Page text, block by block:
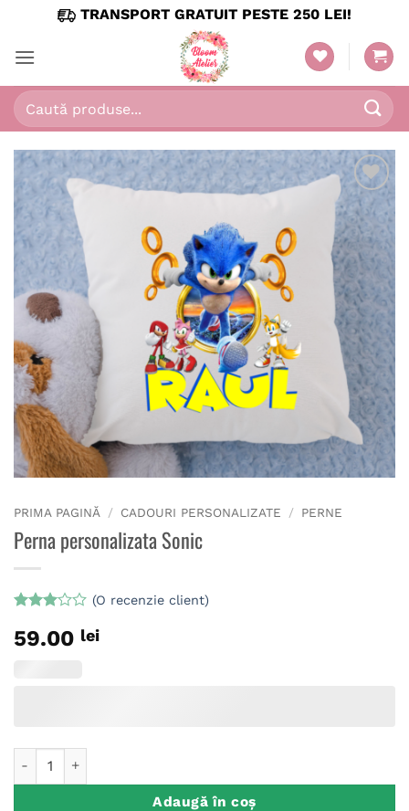
content
TRANSPORT GRATUIT PESTE 250 LEI!
Caută
după:
Adaugă
în
wishlist
PRIMA PAGINĂ / CADOURI PERSONALIZATE / PERNE
Perna personalizata Sonic
la3
din 5
(O recenzie client)
59.00 lei
Adaugă în coș